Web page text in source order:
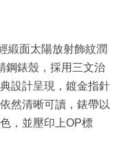
緞面太陽放射飾紋潤
鋼錶殼，採用三文治
設計呈現，鍍金指針
然清晰可讀，錶帶以
，並壓印上OP標